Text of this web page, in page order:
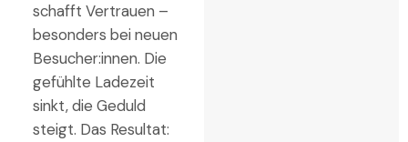
schafft Vertrauen –
besonders bei neuen
Besucher:innen. Die
gefühlte Ladezeit
sinkt, die Geduld
steigt. Das Resultat: